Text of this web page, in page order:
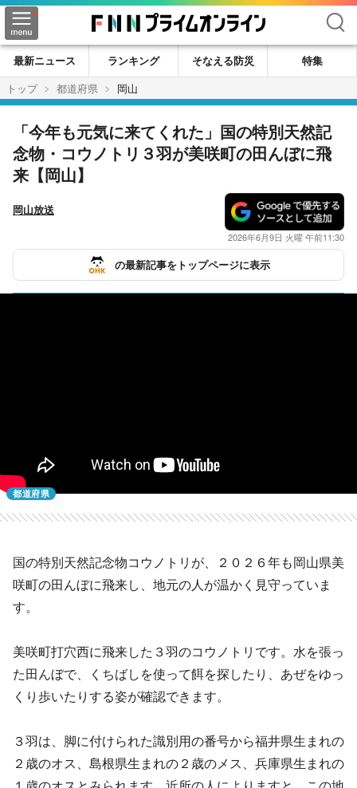
検索
最新ニュース ランキング そなえる防災
特集
トップ
都道府県 岡山
「今年も元気に来てくれた」国の特別天然記
念物・コウノトリ３羽が美咲町の田んぼに飛
来【岡山】
岡山放送
2026年6月9日 火曜 午前11:30
の最新記事をトップページに表示
都道府県
国の特別天然記念物コウノトリが、２０２６年も岡山県美
咲町の田んぼに飛来し、地元の人が温かく見守っていま
す。
美咲町打穴西に飛来した３羽のコウノトリです。水を張っ
た田んぼで、くちばしを使って餌を探したり、あぜをゆっ
くり歩いたりする姿が確認できます。
３羽は、脚に付けられた識別用の番号から福井県生まれの
２歳のオス、島根県生まれの２歳のメス、兵庫県生まれの